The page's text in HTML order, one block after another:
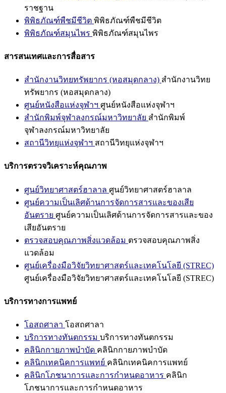
ราชฐาน
พิพิธภัณฑ์พืชมีชีวิต พิพิธภัณฑ์พืชมีชีวิต
พิพิธภัณฑ์สมุนไพร พิพิธภัณฑ์สมุนไพร
สารสนเทศและการสื่อสาร
สำนักงานวิทยทรัพยากร (หอสมุดกลาง) สำนักงานวิทย
ทรัพยากร (หอสมุดกลาง)
ศูนย์หนังสือแห่งจุฬาฯ ศูนย์หนังสือแห่งจุฬาฯ
สำนักพิมพ์จุฬาลงกรณ์มหาวิทยาลัย สำนักพิมพ์
จุฬาลงกรณ์มหาวิทยาลัย
สถานีวิทยุแห่งจุฬาฯ สถานีวิทยุแห่งจุฬาฯ
บริการตรวจวิเคราะห์คุณภาพ
ศูนย์วิทยาศาสตร์ฮาลาล ศูนย์วิทยาศาสตร์ฮาลาล
ศูนย์ความเป็นเลิศด้านการจัดการสารและของเสีย
อันตราย ศูนย์ความเป็นเลิศด้านการจัดการสารและของ
เสียอันตราย
ตรวจสอบคุณภาพสิ่งแวดล้อม ตรวจสอบคุณภาพสิ่ง
แวดล้อม
ศูนย์เครื่องมือวิจัยวิทยาศาสตร์และเทคโนโลยี (STREC)
ศูนย์เครื่องมือวิจัยวิทยาศาสตร์และเทคโนโลยี (STREC)
บริการทางการแพทย์
โอสถศาลา โอสถศาลา
บริการทางทันตกรรม บริการทางทันตกรรม
คลินิกกายภาพบำบัด คลินิกกายภาพบำบัด
คลินิกเทคนิคการแพทย์ คลินิกเทคนิคการแพทย์
คลินิกโภชนาการและการกำหนดอาหาร คลินิก
โภชนาการและการกำหนดอาหาร